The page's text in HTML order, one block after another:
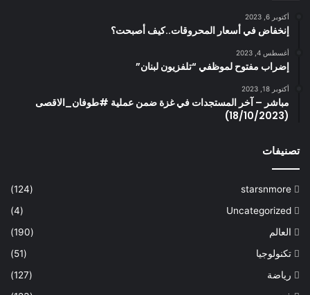
أكتوبر 6, 2023
إنخفاض في أسعار المحروقات..كيف أصبحت؟
أغسطس 4, 2023
إضراب مفتوح لموظفي “تلفزيون لبنان”
أكتوبر 18, 2023
مباشر – آخر المستجدات في غزة ضمن عملية #طوفان_الاقصى
(18/10/2023)
تصنيفات
starsnmore
(124)
Uncategorized
(4)
العالم
(190)
تكنولوجيا
(51)
رياضة
(127)